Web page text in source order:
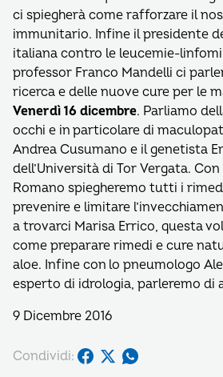
ci spiegherà come rafforzare il
immunitario. Infine il presidente
italiana contro le leucemie-linfomi
professor Franco Mandelli ci
ricerca e delle nuove cure per le
Venerdì 16 dicembre. Parliamo
occhi e in particolare di
Andrea Cusumano e il genetista
dell’Università di Tor Vergata.
Romano spiegheremo tutti i
prevenire e limitare
a trovarci Marisa Errico, questa
come preparare rimedi e cure
aloe. Infine con lo pneumologo
esperto di idrologia, parleremo di
9 Dicembre 2016
Condividi: